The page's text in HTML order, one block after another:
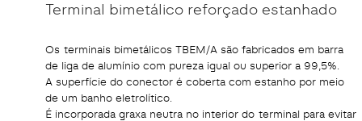
Terminal bimetálico reforçado estanhado
Os terminais bimetálicos TBEM/A são fabricados em barra
de liga de alumínio com pureza igual ou superior a 99,5%.
A superfície do conector é coberta com estanho por meio
de um banho eletrolítico.
É incorporada graxa neutra no interior do terminal para evitar